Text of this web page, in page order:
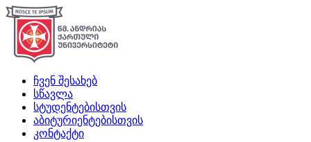
ჩვენ შესახებ
სწავლა
სტუდენტებისთვის
აბიტურიენტებისთვის
კონტაქტი